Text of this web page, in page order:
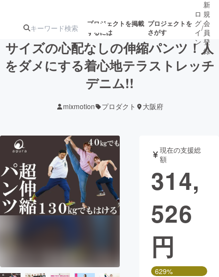
プロジェクトを掲載
するには
プロジェクトを
さがす
注目の新着プロ募集終了が近いプ
テクノロジー・ガジェット
映像・映画 書籍・雑誌
ビジネス・起業 チャレンジ
CAMPFIRE for Social Good CAMPFIRE Creation
ロ
グ
イ
ン
/
新
規
会
員
登
録
サイズの心配なしの伸縮パンツ！人
をダメにする着心地テラストレッチ
デニム!!
mixmotion プロダクト 大阪府
現在の支援総
額
314,
526
円
629%